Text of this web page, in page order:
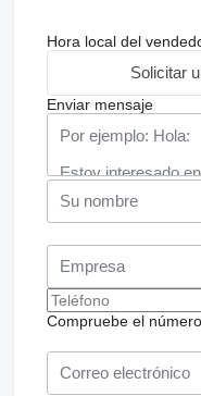
Hora local del
Solicitar
Enviar mensaje
Compruebe el